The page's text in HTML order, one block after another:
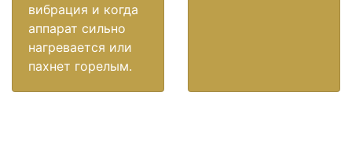
вибрация и когда
аппарат сильно
нагревается или
пахнет горелым.